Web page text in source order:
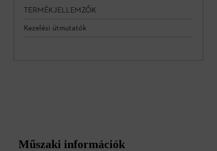
TERMÉKJELLEMZŐK
Kezelési útmutatók
Műszaki információk